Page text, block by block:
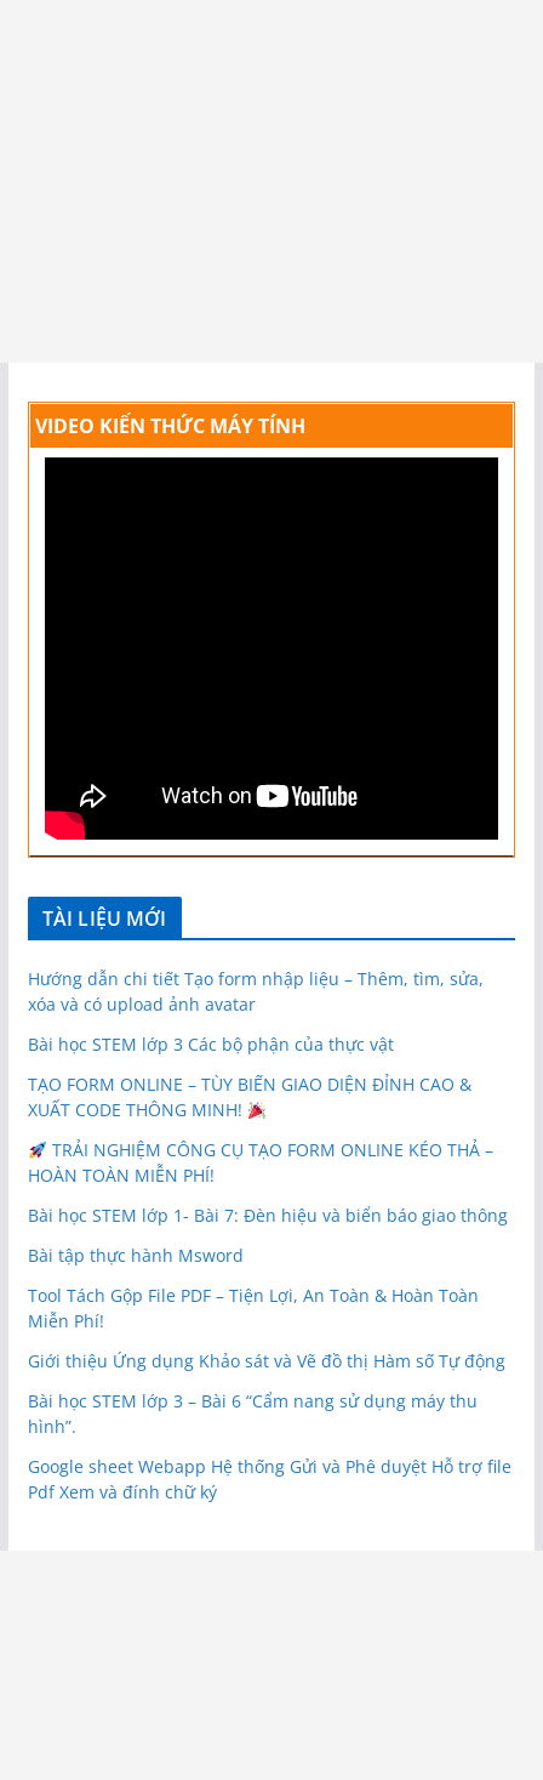
VIDEO KIẾN THỨC MÁY TÍNH
TÀI LIỆU MỚI
Hướng dẫn chi tiết Tạo form nhập liệu – Thêm, tìm, sửa,
xóa và có upload ảnh avatar
Bài học STEM lớp 3 Các bộ phận của thực vật
TẠO FORM ONLINE – TÙY BIẾN GIAO DIỆN ĐỈNH CAO &
XUẤT CODE THÔNG MINH!
TRẢI NGHIỆM CÔNG CỤ TẠO FORM ONLINE KÉO THẢ –
HOÀN TOÀN MIỄN PHÍ!
Bài học STEM lớp 1- Bài 7: Đèn hiệu và biển báo giao thông
Bài tập thực hành Msword
Tool Tách Gộp File PDF – Tiện Lợi, An Toàn & Hoàn Toàn
Miễn Phí!
Giới thiệu Ứng dụng Khảo sát và Vẽ đồ thị Hàm số Tự động
Bài học STEM lớp 3 – Bài 6 “Cẩm nang sử dụng máy thu
hình”.
Google sheet Webapp Hệ thống Gửi và Phê duyệt Hỗ trợ file
Pdf Xem và đính chữ ký